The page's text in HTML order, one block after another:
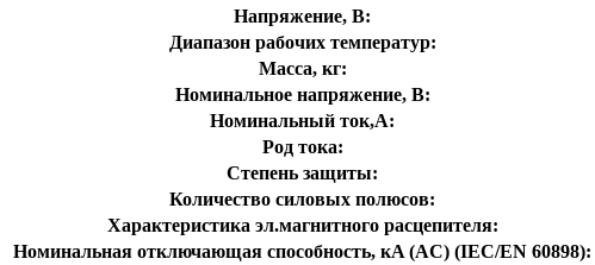
Напряжение, В:
Диапазон рабочих температур:
Масса, кг:
Номинальное напряжение, В:
Номинальный ток,А:
Род тока:
Степень защиты:
Количество силовых полюсов:
Характеристика эл.магнитного расцепителя:
Номинальная отключающая способность, кA (AC) (IEC/EN 60898):